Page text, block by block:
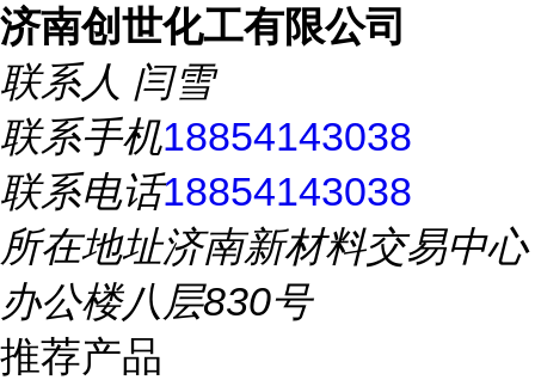
济南创世化工有限公司
联系人 闫雪
联系手机18854143038
联系电话18854143038
所在地址济南新材料交易中心
办公楼八层830号
推荐产品